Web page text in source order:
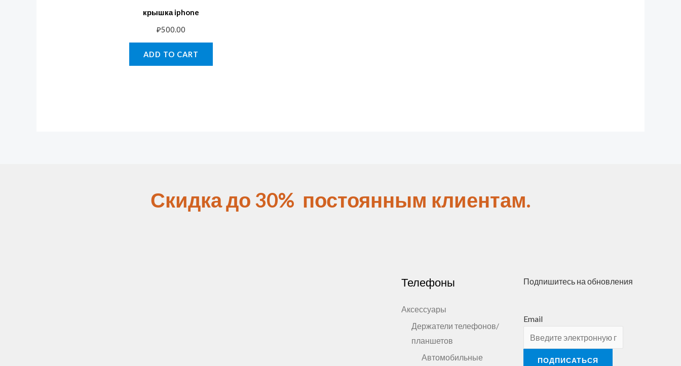
крышка iphone
₽500.00
ADD TO CART
Скидка до 30% постоянным клиентам.
Телефоны
Аксессуары
Держатели телефонов/
планшетов
Автомобильные
Подпишитесь на обновления
Email
ПОДПИСАТЬСЯ